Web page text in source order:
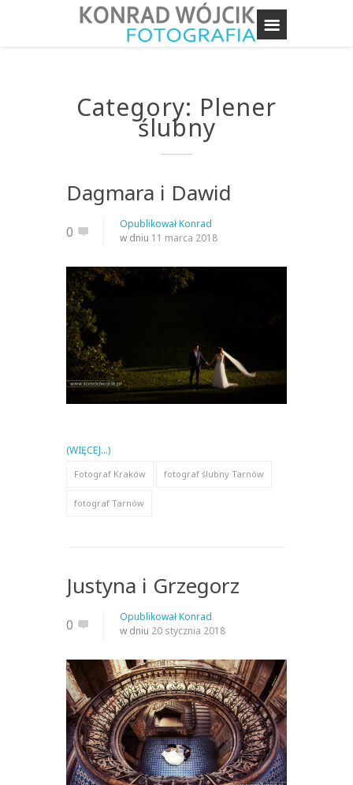
Category: Plener
ślubny
Dagmara i Dawid
0 OpublikowałKonrad
w dniu 11 marca 2018
(WIĘCEJ…)
Fotograf Kraków fotograf ślubny Tarnów
fotograf Tarnów
Justyna i Grzegorz
0 OpublikowałKonrad
w dniu 20 stycznia 2018